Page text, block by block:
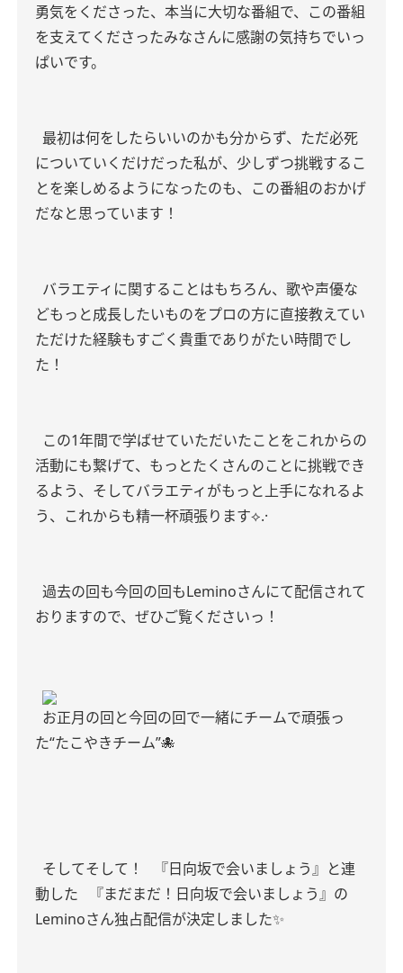
勇気をくださった、本当に大切な番組で、この番組
を支えてくださったみなさんに感謝の気持ちでいっ
ぱいです。
最初は何をしたらいいのかも分からず、ただ必死
についていくだけだった私が、少しずつ挑戦するこ
とを楽しめるようになったのも、この番組のおかげ
だなと思っています！
バラエティに関することはもちろん、歌や声優な
どもっと成長したいものをプロの方に直接教えてい
ただけた経験もすごく貴重でありがたい時間でし
た！
この1年間で学ばせていただいたことをこれからの
活動にも繋げて、もっとたくさんのことに挑戦でき
るよう、そしてバラエティがもっと上手になれるよ
う、これからも精一杯頑張ります⟡.·
過去の回も今回の回もLeminoさんにて配信されて
おりますので、ぜひご覧くださいっ！
お正月の回と今回の回で一緒にチームで頑張っ
た“たこやきチーム”🐙
そしてそして！
『日向坂で会いましょう』と連
動した
『まだまだ！日向坂で会いましょう』の
Leminoさん独占配信が決定しました✨️